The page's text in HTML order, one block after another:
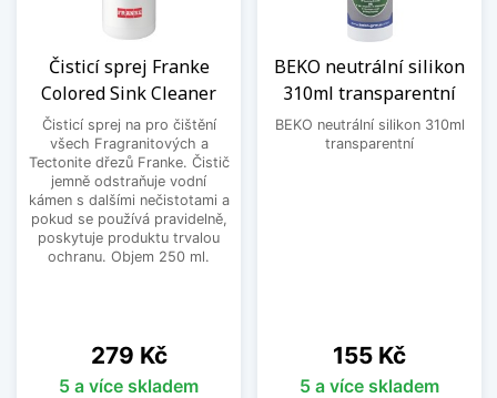
Čisticí sprej Franke
Colored Sink Cleaner
Čisticí sprej na pro čištění
všech Fragranitových a
Tectonite dřezů Franke. Čistič
jemně odstraňuje vodní
kámen s dalšími nečistotami a
pokud se používá pravidelně,
poskytuje produktu trvalou
ochranu. Objem 250 ml.
Cena
279 Kč
5 a více skladem
BEKO neutrální silikon
310ml transparentní
BEKO neutrální silikon 310ml
transparentní
Cena
155 Kč
5 a více skladem